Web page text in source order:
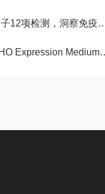
检测，洞察免疫与疾病的重要窗口
Medium 表达培养基的特点